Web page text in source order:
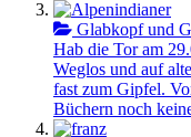
Glabkopf und
Hab die Tor am
Weglos und auf
fast zum Gipfel.
Büchern noch